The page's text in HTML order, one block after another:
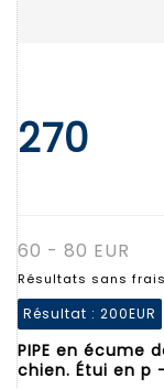
270
60 - 80 EUR
Résultats sans frais
Résultat : 200EUR
PIPE en écume
chien. Étui en p